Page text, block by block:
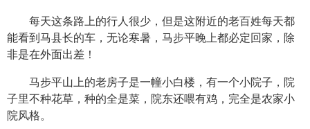
每天这条路上的行人很少，但是这附近的老百姓每天都
能看到马县长的车，无论寒暑，马步平晚上都必定回家，除
非是在外面出差！
马步平山上的老房子是一幢小白楼，有一个小院子，院
子里不种花草，种的全是菜，院东还喂有鸡，完全是农家小
院风格。